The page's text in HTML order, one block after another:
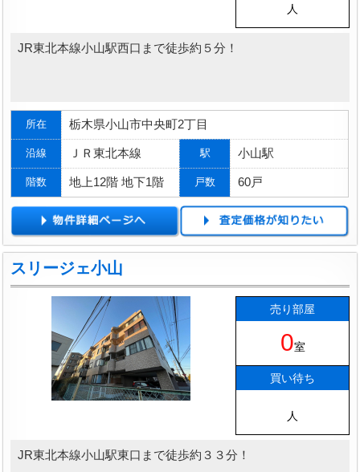
人
JR東北本線小山駅西口まで徒歩約５分！
所在 栃木県小山市中央町2丁目
沿線 ＪＲ東北本線 駅 小山駅
階数 地上12階 地下1階 戸数 60戸
スリージェ小山
売り部屋
0室
買い待ち
人
JR東北本線小山駅東口まで徒歩約３３分！